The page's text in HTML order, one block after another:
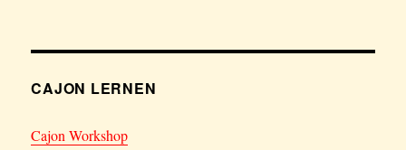
CAJON LERNEN
Cajon Workshop